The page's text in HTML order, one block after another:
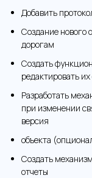
Добавить
Создание нового
дорогам
Создать
редактировать
Разработать
при изменении
версия
объекта
Создать
отчеты